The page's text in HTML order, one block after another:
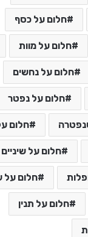
חלום על כסף
חלום על מוות
חלום על נחשים
חלום על נפטר
חלום
חלום על שיניים
חלום על
חלום על תנין